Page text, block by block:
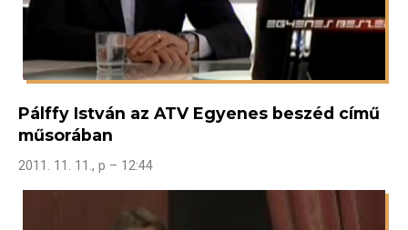
Pálffy István az ATV Egyenes beszéd című
műsorában
2011. 11. 11., p – 12:44